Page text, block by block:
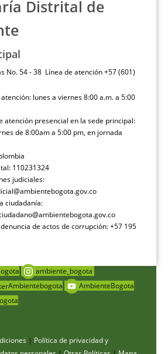
Distrital de
No. 54 - 38 Línea de atención +57 (601)
lunes a viernes 8:00 a.m. a 5:00
atención presencial en la sede principal:
de 8:00am a 5:00 pm, en jornada
110231324
judiciales:
ciudadanía:
de actos de corrupción: +57 195
ambiente_bogota
Ambientebogota
AmbienteBogota
| Política de privacidad y